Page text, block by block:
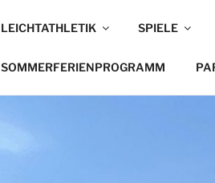
LEICHTATHLETIK SPIELE
SOMMERFERIENPROGRAMM